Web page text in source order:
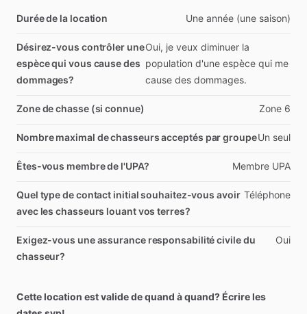
Durée de la location Une année (une saison)
Désirez-vous contrôler une
espèce qui vous cause des
dommages?
Oui, je veux diminuer la
population d'une espèce qui me
cause des dommages.
Zone de chasse (si connue) Zone 6
Nombre maximal de chasseurs acceptés par groupeUn seul
Êtes-vous membre de l'UPA? Membre UPA
Quel type de contact initial souhaitez-vous avoir
avec les chasseurs louant vos terres?
Téléphone
Exigez-vous une assurance responsabilité civile du
chasseur?
Oui
Cette location est valide de quand à quand? Écrire les